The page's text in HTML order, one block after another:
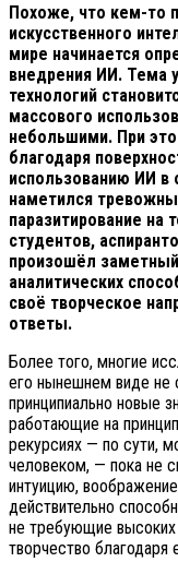
Похоже, что кем-то
искусственного
мире начинается
внедрения ИИ. Тема
технологий
массового
небольшими. При
благодаря
использованию ИИ в
наметился
паразитирование на
студентов,
произошёл заметный
аналитических
своё творческое
ответы.
Более того, многие
его нынешнем виде не
принципиально новые
работающие на
рекурсиях — по сути,
человеком, — пока не
интуицию,
действительно
не требующие высоких
творчество благодаря